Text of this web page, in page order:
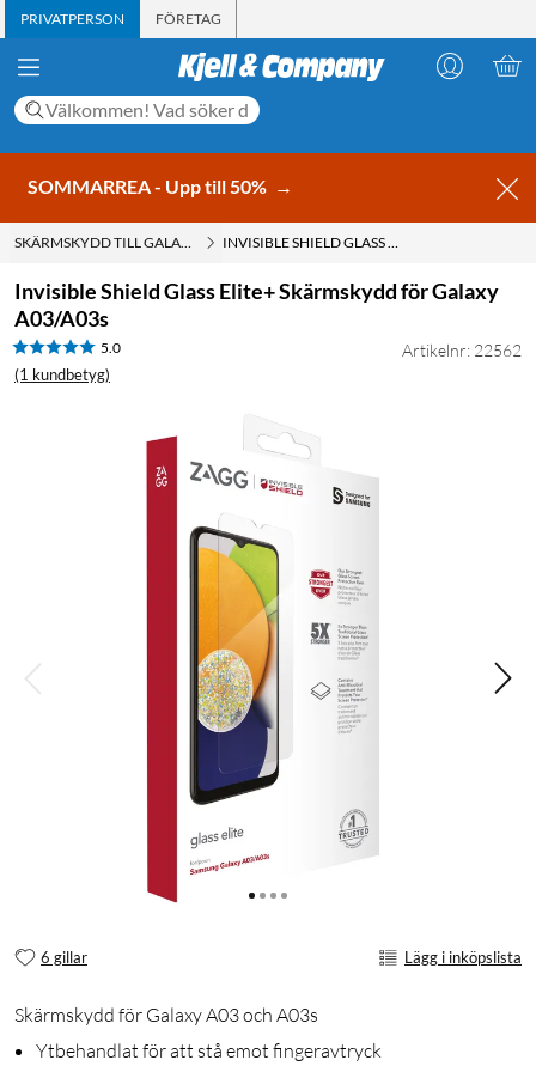
PRIVATPERSON FÖRETAG
SOMMARREA - Upp till 50% →
SKÄRMSKYDD TILL GALAXY A03 & A03S INVISIBLE SHIELD GLASS ELITE+ SKÄRMSKYDD FÖR GALAXY A03/A03S
Invisible Shield Glass Elite+ Skärmskydd för Galaxy
A03/A03s
5.0
(1 kundbetyg)
Artikelnr: 22562
6 gillar Lägg i inköpslista
Skärmskydd för Galaxy A03 och A03s
Ytbehandlat för att stå emot fingeravtryck